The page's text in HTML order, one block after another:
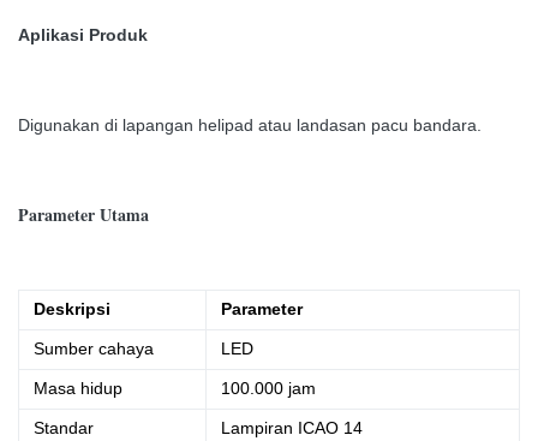
Aplikasi Produk
Digunakan di lapangan helipad atau landasan pacu bandara.
Parameter Utama
Deskripsi Parameter
Sumber cahaya LED
Masa hidup 100.000 jam
Standar Lampiran ICAO 14